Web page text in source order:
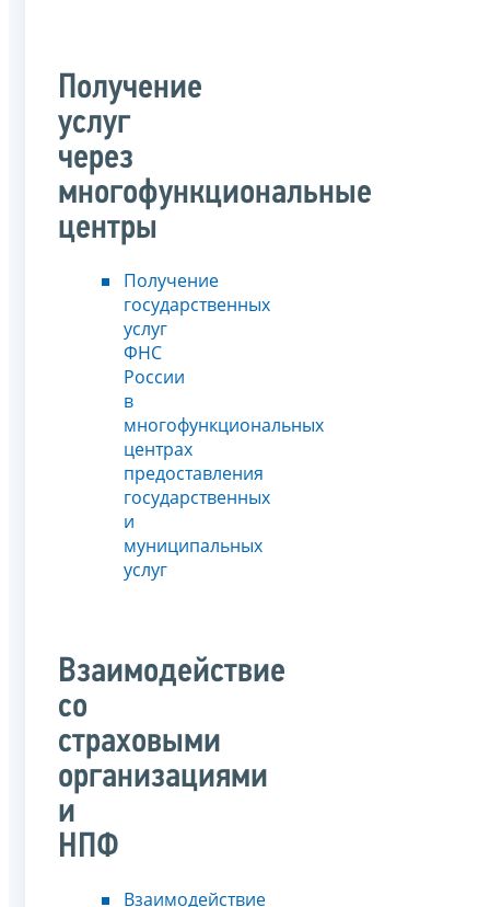
Получение
услуг
через
многофункциональные
центры
Получение
государственных
услуг
ФНС
России
в
многофункциональных
центрах
предоставления
государственных
и
муниципальных
услуг
Взаимодействие
со
страховыми
организациями
и
НПФ
Взаимодействие